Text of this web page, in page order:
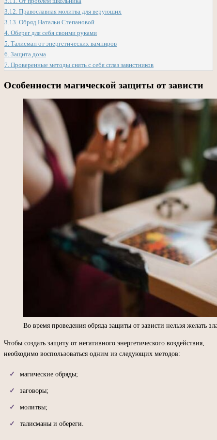
3.12. Православная молитва для верующих
3.13. Обряд Натальи Степановой
4. Оберег для себя своими руками
5. Талисман от энергетических вампиров
6. Защита дома
7. Проверенные методы снять с себя сглаз завистников
Особенности магической защиты от зависти
Во время проведения обряда защиты от зависти нельзя желать
Чтобы создать защиту от негативного энергетического воздействия,
необходимо воспользоваться одним из следующих методов:
магические обряды;
заговоры;
молитвы;
талисманы и обереги.